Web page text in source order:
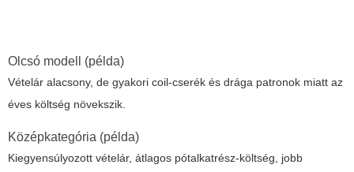
Olcsó modell (példa)
Vételár alacsony, de gyakori coil-cserék és drága patronok miatt az
éves költség növekszik.
Középkategória (példa)
Kiegyensúlyozott vételár, átlagos pótalkatrész-költség, jobb